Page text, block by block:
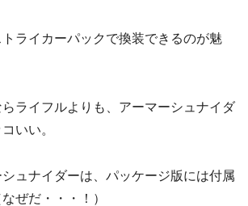
ライカーパックで換装できるのが魅
ライフルよりも、アーマーシュナイダ
いい。
ュナイダーは、パッケージ版には付属
ぜだ・・・！）